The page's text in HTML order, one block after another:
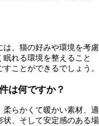
、猫の好みや環境を考慮
れる環境を整えること
ことができるでしょう。
は何ですか？
らかくて暖かい素材、適
状、そして安定感のある場